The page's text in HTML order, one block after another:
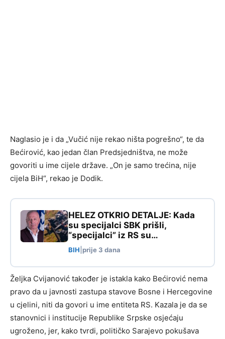
Naglasio je i da „Vučić nije rekao ništa pogrešno“, te da
Bećirović, kao jedan član Predsjedništva, ne može
govoriti u ime cijele države. „On je samo trećina, nije
cijela BiH“, rekao je Dodik.
HELEZ OTKRIO DETALJE: Kada
su specijalci SBK prišli,
“specijalci” iz RS su…
BIH prije 3 dana
Željka Cvijanović također je istakla kako Bećirović nema
pravo da u javnosti zastupa stavove Bosne i Hercegovine
u cjelini, niti da govori u ime entiteta RS. Kazala je da se
stanovnici i institucije Republike Srpske osjećaju
ugroženo, jer, kako tvrdi, političko Sarajevo pokušava